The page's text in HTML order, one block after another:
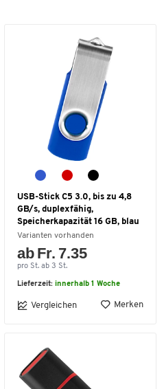
USB-Stick C5 3.0, bis zu 4,8
GB/s, duplexfähig,
Speicherkapazität 16 GB, blau
Varianten vorhanden
ab Fr. 7.35
pro St. ab 3 St.
Lieferzeit: innerhalb 1 Woche
Vergleichen Merken